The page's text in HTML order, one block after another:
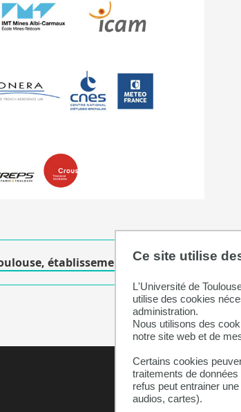
Ce site utilise
L'Université de
utilise des cookies
administration.
Nous utilisons des
notre site web et de
Certains cookies
traitements de
refus peut entrainer
audios, cartes).
établissement public expérimental